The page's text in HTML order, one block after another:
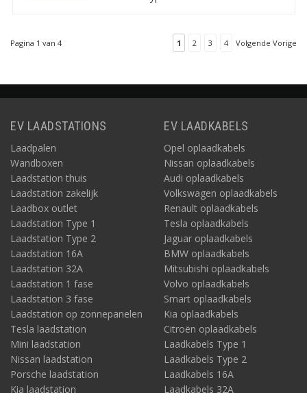
elektrische auto’s met
een Type 2 aansluiting
aangespoten stekkers.
Pagina 1 van 4 1 2 3 4 Volgende Vorige
EV LAADSTATIONS
Laadpalen
Wandboxen
Laadstation thuis
Laadstation zakelijk
Laadbox outlet
Laadstation Type 1
Laadstation Type 2
Laadstation 16A
Laadstation 32A
Laadstation 1 fase
Laadstation 3 fase
Laadstation op zonnepanelen
Tesla laadstation
Mini laadstation
Nissan laadstation
Porsche laadstation
Kia laadstation
EV LAADKABELS
Opel oplaadkabels
Nissan oplaadkabels
Audi oplaadkabels
Volkswagen oplaadkabels
Renault oplaadkabels
Tesla oplaadkabels
Jaguar oplaadkabels
BMW oplaadkabels
Mitsubishi oplaadkabels
Volvo oplaadkabels
Smart oplaadkabels
Kia oplaadkabels
Citroën oplaadkabels
Laadkabels Type 1
Laadkabels Type 2
Laadkabels 16A
Laadkabels 32A